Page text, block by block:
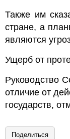
Также им
стране, а
являются
Ущерб от
Руководство
отличие от
государств,
Поделиться